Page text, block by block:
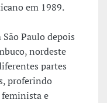
em 1989.
Paulo depois
nordeste
partes
proferindo
feminista e